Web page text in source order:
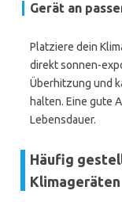
Gerät an
Platziere dein
direkt sonnen-
Überhitzung und
halten. Eine gute
Lebensdauer.
Häufig
Klimageräten